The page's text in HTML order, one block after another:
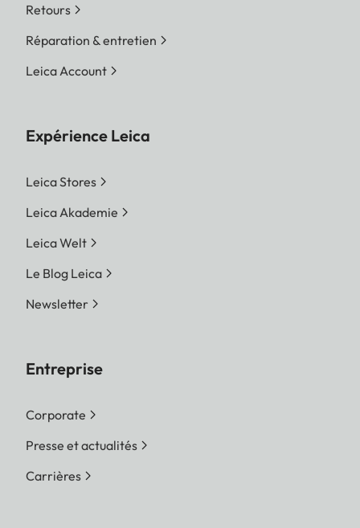
Retours
Réparation & entretien
Leica Account
Expérience Leica
Leica Stores
Leica Akademie
Leica Welt
Le Blog Leica
Newsletter
Entreprise
Corporate
Presse et actualités
Carrières